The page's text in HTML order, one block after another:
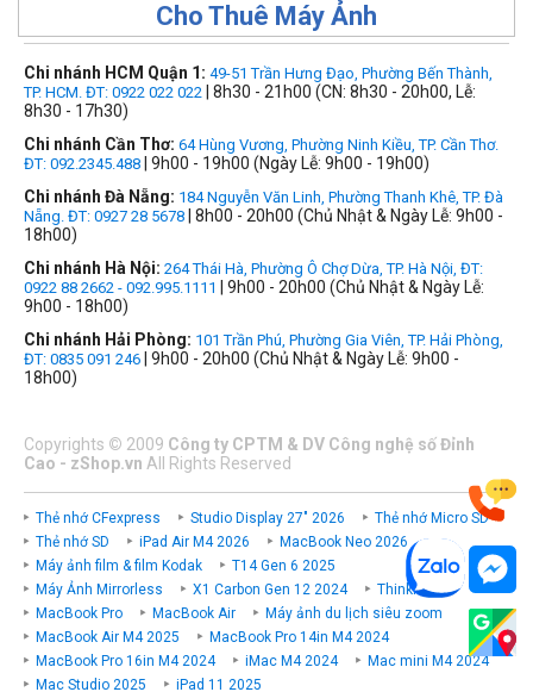
Cho Thuê Máy Ảnh
Chi nhánh HCM Quận 1: 49-51 Trần Hưng Đạo, Phường Bến Thành,
TP. HCM. ĐT: 0922 022 022 | 8h30 - 21h00 (CN: 8h30 - 20h00, Lễ:
8h30 - 17h30)
Chi nhánh Cần Thơ: 64 Hùng Vương, Phường Ninh Kiều, TP. Cần Thơ.
ĐT: 092.2345.488 | 9h00 - 19h00 (Ngày Lễ: 9h00 - 19h00)
Chi nhánh Đà Nẵng: 184 Nguyễn Văn Linh, Phường Thanh Khê, TP. Đà
Nẵng. ĐT: 0927 28 5678 | 8h00 - 20h00 (Chủ Nhật & Ngày Lễ: 9h00 -
18h00)
Chi nhánh Hà Nội: 264 Thái Hà, Phường Ô Chợ Dừa, TP. Hà Nội, ĐT:
0922 88 2662 - 092.995.1111
| 9h00 - 20h00 (Chủ Nhật & Ngày Lễ:
9h00 - 18h00)
Chi nhánh Hải Phòng: 101 Trần Phú, Phường Gia Viên, TP. Hải Phòng,
ĐT: 0835 091 246 | 9h00 - 20h00 (Chủ Nhật & Ngày Lễ: 9h00 -
18h00)
Copyrights © 2009 Công ty CPTM & DV Công nghệ số Đỉnh
Cao - zShop.vn All Rights Reserved
Thẻ nhớ CFexpress Studio Display 27" 2026
Thẻ nhớ Micro SD
Thẻ nhớ SD
iPad Air M4 2026
MacBook Neo 2026
Máy ảnh film & film Kodak
T14 Gen 6 2025
Máy Ảnh Mirrorless
X1 Carbon Gen 12 2024
ThinkPad P
MacBook Pro
MacBook Air
Máy ảnh du lịch siêu zoom
MacBook Air M4 2025
MacBook Pro 14in M4 2024
MacBook Pro 16in M4 2024
iMac M4 2024
Mac mini M4 2024
Mac Studio 2025
iPad 11 2025